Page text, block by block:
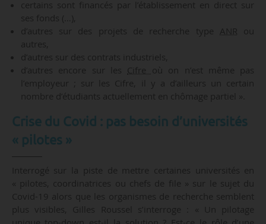
certains sont financés par l’établissement en direct sur
ses fonds (…),
d’autres sur des projets de recherche type ANR ou
autres,
d’autres sur des contrats industriels,
d’autres encore sur les Cifre où on n’est même pas
l’employeur ; sur les Cifre, il y a d’ailleurs un certain
nombre d’étudiants actuellement en chômage partiel ».
Crise du Covid : pas besoin d’universités
« pilotes »
Interrogé sur la piste de mettre certaines universités en
« pilotes, coordinatrices ou chefs de file » sur le sujet du
Covid-19 alors que les organismes de recherche semblent
plus visibles, Gilles Roussel s’interroge : « Un pilotage